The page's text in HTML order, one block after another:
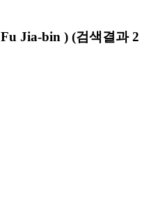
Jia-bin ) (검색결과 2